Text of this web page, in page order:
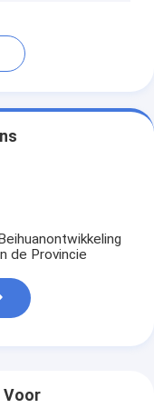
de Provincie
Voor